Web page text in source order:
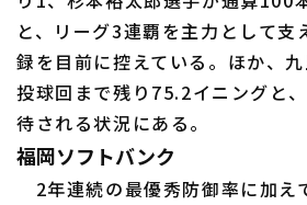
と、リーグ3連覇を主力として支
録を目前に控えている。ほか、
投球回まで残り75.2イニングと
待される状況にある。
福岡ソフトバンク
2年連続の最優秀防御率に加え